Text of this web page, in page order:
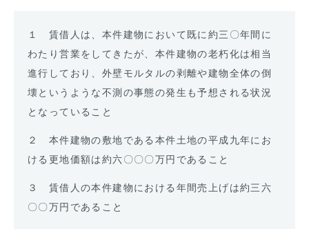
１ 賃借人は、本件建物において既に約三〇年間に
わたり営業をしてきたが、本件建物の老朽化は相当
進行しており、外壁モルタルの剥離や建物全体の倒
壊というような不測の事態の発生も予想される状況
となっていること
２ 本件建物の敷地である本件土地の平成九年にお
ける更地価額は約六〇〇〇万円であること
３ 賃借人の本件建物における年間売上げは約三六
〇〇万円であること